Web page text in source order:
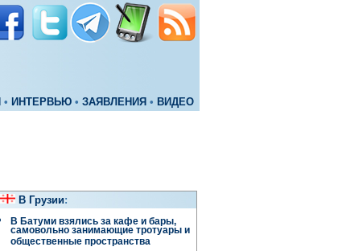
• ИНТЕРВЬЮ • ЗАЯВЛЕНИЯ • ВИДЕО
В Грузии:
В Батуми взялись за кафе и бары,
самовольно занимающие тротуары и
общественные пространства